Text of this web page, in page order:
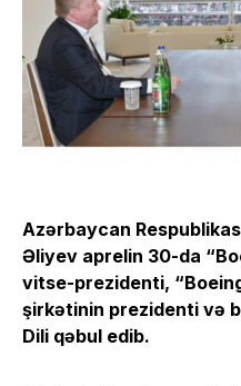
Azərbaycan
Əliyev aprelin 30-da
vitse-prezidenti,
şirkətinin prezidenti və
Dili qəbul edib.